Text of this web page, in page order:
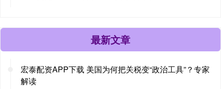
最新文章
宏泰配资APP下载 美国为何把关税变“政治工具”？专家
解读